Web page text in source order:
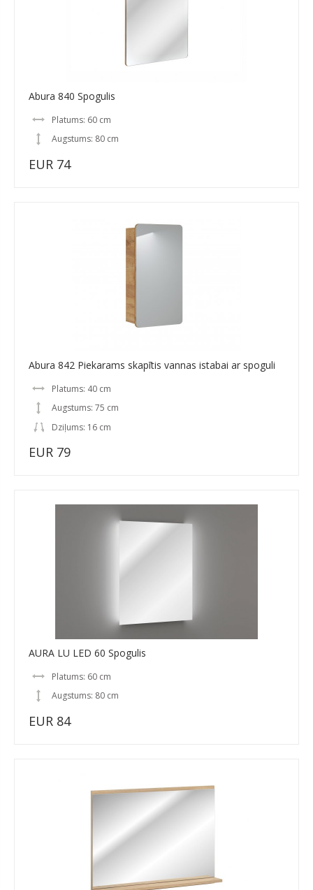
Abura 840 Spogulis
Platums: 60 cm
Augstums: 80 cm
EUR 74
Abura 842 Piekarams skapītis vannas istabai ar spoguli
Platums: 40 cm
Augstums: 75 cm
Dziļums: 16 cm
EUR 79
AURA LU LED 60 Spogulis
Platums: 60 cm
Augstums: 80 cm
EUR 84